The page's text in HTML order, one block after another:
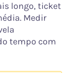
longo, ticket
Medir
tempo com